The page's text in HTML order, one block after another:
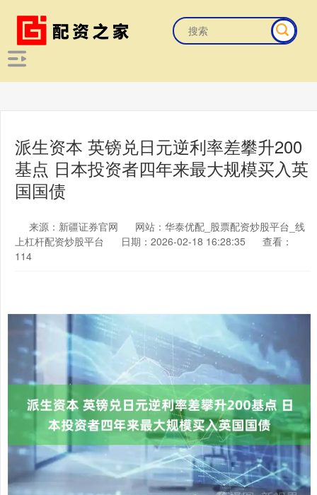
派生资本 英镑兑日元逆利率差攀升200
基点 日本投资者四年来最大规模买入英
国国债
来源：新疆证券官网
网站：华泰优配_股票配资炒股平台_线
上杠杆配资炒股平台
日期：2026-02-18 16:28:35
查看：
114